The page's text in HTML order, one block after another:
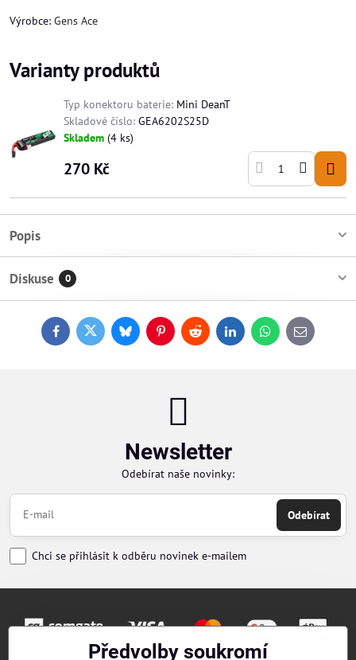
Výrobce: Gens Ace
Varianty produktů
Typ konektoru baterie: Mini DeanT
Skladové číslo: GEA6202S25D
Skladem (4 ks)
270 Kč
Popis
Diskuse 0
FacebookTwitterBlueskyPinterestReddit LinkedInWhatsApp
E-
mail
Newsletter
Odebírat naše novinky:
Odebírat
Chci se přihlásit k odběru novinek e-mailem
Předvolby soukromí